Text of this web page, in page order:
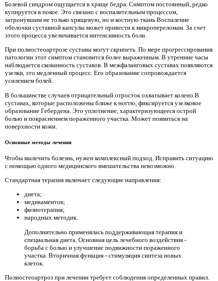
Болевой синдром ощущается в хряще бедра. Симптом постоянный, редко
купируется в покое. Это связано с воспалительным процессом,
затронувшим не только хрящевую, но и костную ткань.Воспаление
оболочки суставной капсулы может привести к микропереломам. За счет
этого процесса увеличивается интенсивность боли.
При полиостеоартрозе суставы могут скрипеть. По мере прогрессирования
патологии этот симптом становится более выраженным. В утренние часы
наблюдается скованность суставов. В межфаланговых суставах появляются
узелки, это медленный процесс. Его образование сопровождается
усилением болей.
В большинстве случаев отрицательный отросток охватывает колено.В
суставах, которые расположены ближе к ногтю, фиксируется узелковое
образование Гебердена. Это уплотнение, характеризующееся острой
болью и покраснением пораженного участка. Может появиться на
поверхности кожи.
Основные методы лечения
Чтобы вылечить болезнь, нужен комплексный подход. Исправить ситуацию
с помощью одного медицинского вмешательства невозможно.
Стандартная терапия включает следующие направления:
диета;
медикаментов;
физиотерапия;
народных методик.
Дополнительно применялась поддерживающая терапия и
специальная диета. Основная цель лечебного воздействия -
борьба с болью и улучшение подвижности пораженного
участка. Вторичная функция - стимуляция синтеза новых
клеток.
Полиостеоартроз при лечении требует соблюдения определенных правил.